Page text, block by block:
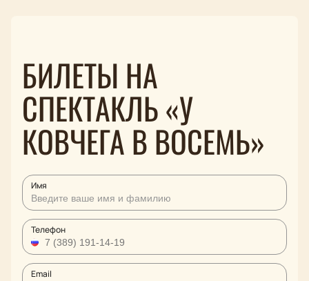
БИЛЕТЫ НА
СПЕКТАКЛЬ «У
КОВЧЕГА В ВОСЕМЬ»
Имя
Телефон
Email